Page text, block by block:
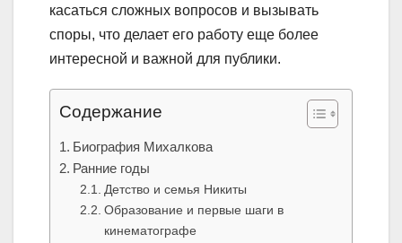
касаться сложных вопросов и вызывать
споры, что делает его работу еще более
интересной и важной для публики.
Содержание
Биография Михалкова
Ранние годы
Детство и семья Никиты
Образование и первые шаги в
кинематографе